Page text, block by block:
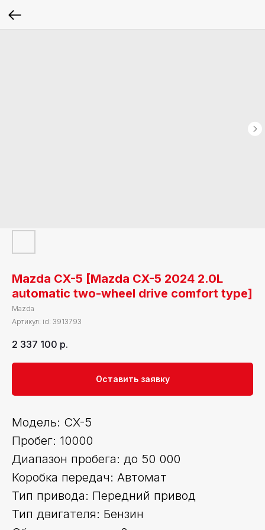
Mazda CX-5 [Mazda CX-5 2024 2.0L
automatic two-wheel drive comfort type]
Mazda
Артикул: id: 3913793
2 337 100 р.
Оставить заявку
Модель: CX-5
Пробег: 10000
Диапазон пробега: до 50 000
Коробка передач: Автомат
Тип привода: Передний привод
Тип двигателя: Бензин